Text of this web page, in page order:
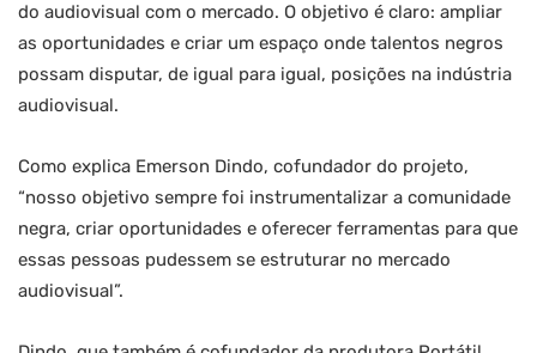
do audiovisual com o mercado. O objetivo é claro: ampliar
as oportunidades e criar um espaço onde talentos negros
possam disputar, de igual para igual, posições na indústria
audiovisual.
Como explica Emerson Dindo, cofundador do projeto,
“nosso objetivo sempre foi instrumentalizar a comunidade
negra, criar oportunidades e oferecer ferramentas para que
essas pessoas pudessem se estruturar no mercado
audiovisual”​.